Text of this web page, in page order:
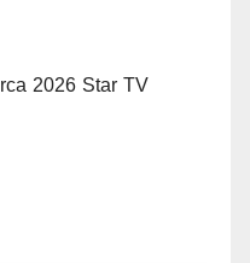
2026 Star TV